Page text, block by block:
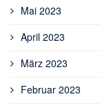
Mai 2023
April 2023
März 2023
Februar 2023